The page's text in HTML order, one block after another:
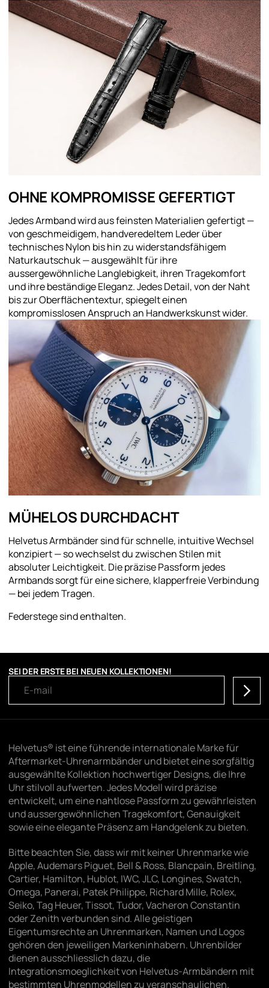
OHNE KOMPROMISSE GEFERTIGT
Jedes Armband wird aus feinsten Materialien gefertigt —
von geschmeidigem, handveredeltem Leder über
technisches Nylon bis hin zu widerstandsfähigem
Naturkautschuk — ausgewählt für ihre
aussergewöhnliche Langlebigkeit, ihren Tragekomfort
und ihre beständige Eleganz. Jedes Detail, von der Naht
bis zur Oberflächentextur, spiegelt einen
kompromisslosen Anspruch an Handwerkskunst wider.
MÜHELOS DURCHDACHT
Helvetus Armbänder sind für schnelle, intuitive Wechsel
konzipiert — so wechselst du zwischen Stilen mit
absoluter Leichtigkeit. Die präzise Passform jedes
Armbands sorgt für eine sichere, klapperfreie Verbindung
— bei jedem Tragen.
Federstege sind enthalten.
SEI DER ERSTE BEI NEUEN KOLLEKTIONEN!
Helvetus® ist eine führende internationale Marke für
Aftermarket-Uhrenarmbänder und bietet eine sorgfältig
ausgewählte Kollektion hochwertiger Designs, die Ihre
Uhr stilvoll aufwerten. Jedes Modell wird präzise
entwickelt, um eine nahtlose Passform zu gewährleisten
und aussergewöhnlichen Tragekomfort, Genauigkeit
sowie eine elegante Präsenz am Handgelenk zu bieten.
Bitte beachten Sie, dass wir mit keiner Uhrenmarke wie
Apple, Audemars Piguet, Bell & Ross, Blancpain, Breitling,
Cartier, Hamilton, Hublot, IWC, JLC, Longines, Swatch,
Omega, Panerai, Patek Philippe, Richard Mille, Rolex,
Seiko, Tag Heuer, Tissot, Tudor, Vacheron Constantin
oder Zenith verbunden sind. Alle geistigen
Eigentumsrechte an Uhrenmarken, Namen und Logos
gehören den jeweiligen Markeninhabern. Uhrenbilder
dienen ausschliesslich dazu, die
Integrationsmoeglichkeit von Helvetus-Armbändern mit
bestimmten Uhrenmodellen zu veranschaulichen.